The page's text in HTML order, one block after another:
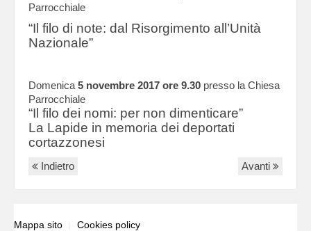
Parrocchiale
“Il filo di note: dal Risorgimento all’Unità
Nazionale”
Domenica 5 novembre 2017 ore 9.30 presso la Chiesa
Parrocchiale
“Il filo dei nomi: per non dimenticare”
La Lapide in memoria dei deportati
cortazzonesi
Indietro Avanti
Mappa sito
Cookies policy